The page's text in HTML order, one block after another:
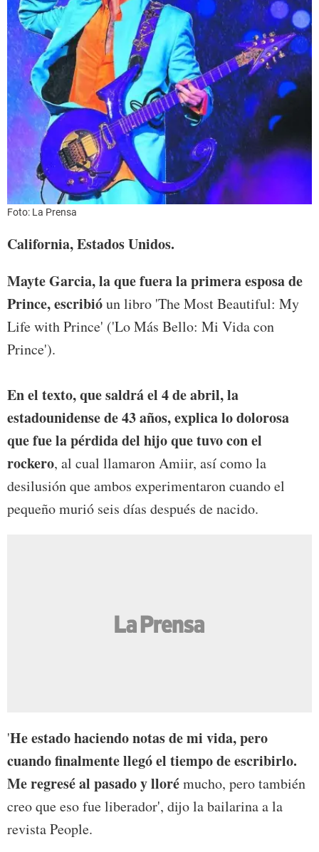
Foto: La Prensa
California, Estados Unidos.
Mayte Garcia, la que fuera la primera esposa de
Prince, escribióun libro 'The Most Beautiful: My
Life with Prince' ('Lo Más Bello: Mi Vida con
Prince').
En el texto, que saldrá el 4 de abril, la
estadounidense de 43 años, explica lo dolorosa
que fue la pérdida del hijo que tuvo con el
rockero, al cual llamaron Amiir, así como la
desilusión que ambos experimentaron cuando el
pequeño murió seis días después de nacido.
'He estado haciendo notas de mi vida, pero
cuando finalmente llegó el tiempo de escribirlo.
Me regresé al pasado y llorémucho, pero también
creo que eso fue liberador', dijo la bailarina a la
revista People.